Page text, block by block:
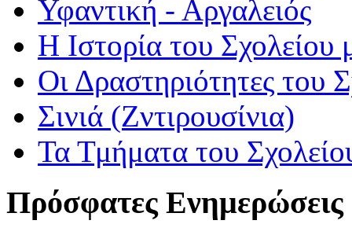
Υφαντική - Αργαλειός
Η Ιστορία του Σχολείου
Οι Δραστηριότητες του
Σινιά (Ζντιρουσίνια)
Τα Τμήματα του
Πρόσφατες Ενημερώσεις